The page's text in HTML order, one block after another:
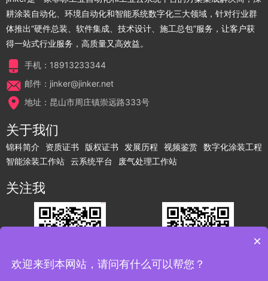
耕涂装自动化、环境自动化和智能系统数字化三大领域，针对行业群
体推出“硬件总装、软件集成、技术设计、施工总包”服务，让客户获
得一站式行业服务，高质量又高效益。
手机：18913233344
邮件：jinker@jinker.net
地址：昆山市周庄镇崇远路333号
关于我们
锦科简介 资质证书 版权证书 发展历程 视频鉴赏 数字化涂装工程
智能涂装工作站 云系统平台 废气处理工作站
关注我
×
欢迎来到本网站，请问有什么可以帮您？